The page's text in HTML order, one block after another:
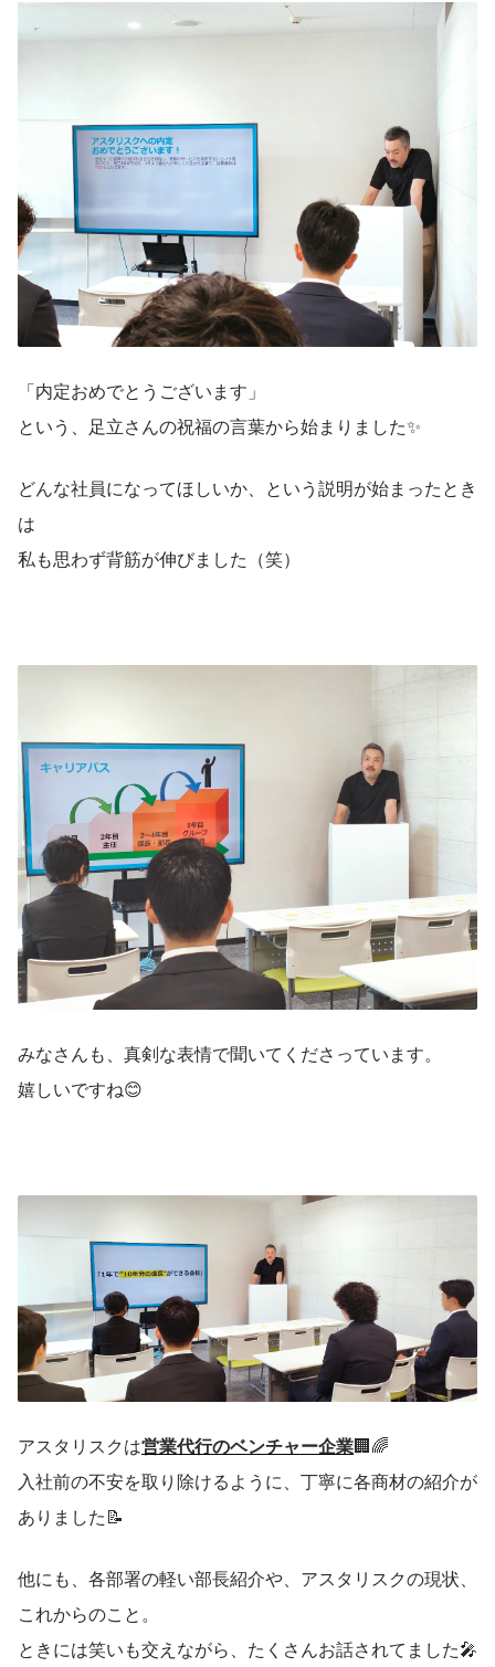
「内定おめでとうございます」
という、足立さんの祝福の言葉から始まりました✨️
どんな社員になってほしいか、という説明が始まったとき
は
私も思わず背筋が伸びました（笑）
みなさんも、真剣な表情で聞いてくださっています。
嬉しいですね😊
アスタリスクは営業代行のベンチャー企業🏢🌈
入社前の不安を取り除けるように、丁寧に各商材の紹介が
ありました📝
他にも、各部署の軽い部長紹介や、アスタリスクの現状、
これからのこと。
ときには笑いも交えながら、たくさんお話されてました🎤